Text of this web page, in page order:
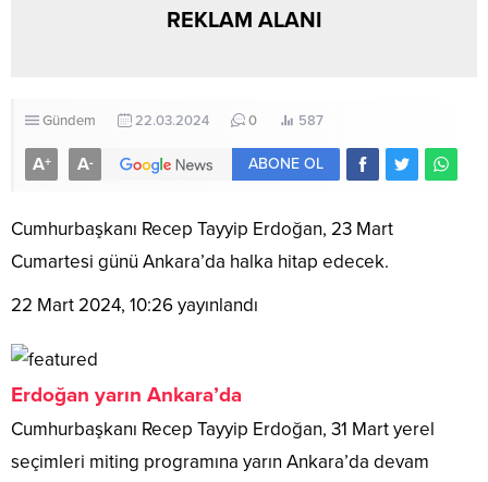
REKLAM ALANI
Gündem 22.03.2024 0 587
A+ A- ABONE OL
Cumhurbaşkanı Recep Tayyip Erdoğan, 23 Mart
Cumartesi günü Ankara’da halka hitap edecek.
22 Mart 2024, 10:26yayınlandı
Erdoğan yarın Ankara’da
Cumhurbaşkanı Recep Tayyip Erdoğan, 31 Mart yerel
seçimleri miting programına yarın Ankara’da devam